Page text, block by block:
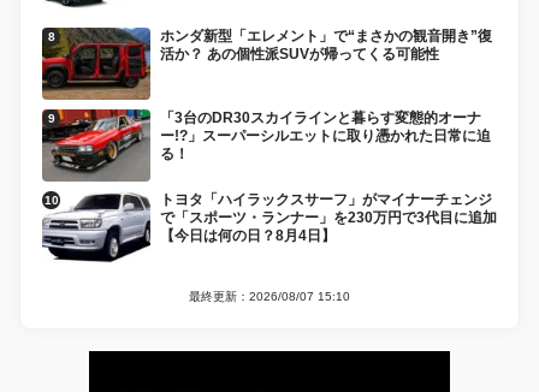
ホンダ新型「エレメント」で“まさかの観音開き”復
活か？ あの個性派SUVが帰ってくる可能性
「3台のDR30スカイラインと暮らす変態的オーナ
ー!?」スーパーシルエットに取り憑かれた日常に迫
る！
トヨタ「ハイラックスサーフ」がマイナーチェンジ
で「スポーツ・ランナー」を230万円で3代目に追加
【今日は何の日？8月4日】
最終更新：2026/08/07 15:10